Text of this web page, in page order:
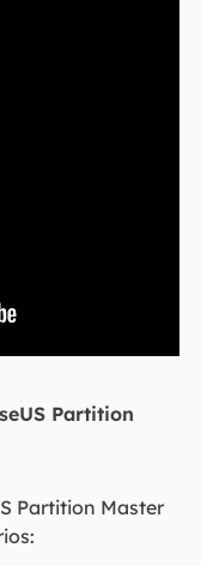
Partition
Partition Master